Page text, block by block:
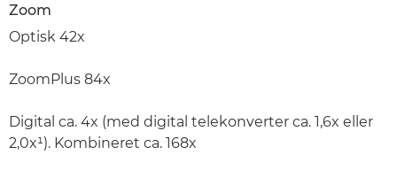
Zoom
Optisk 42x
ZoomPlus 84x
Digital ca. 4x (med digital telekonverter ca. 1,6x eller
2,0x¹). Kombineret ca. 168x